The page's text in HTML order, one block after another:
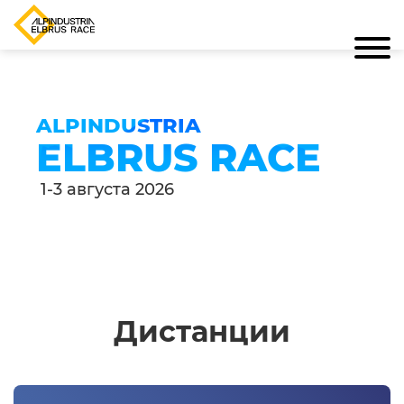
ALPINDUSTRIA
ELBRUS RACE
1-3 августа 2026
Дистанции